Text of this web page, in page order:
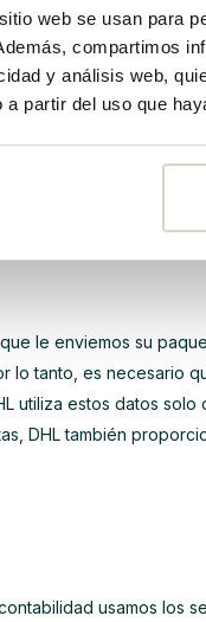
web se usan para
compartimos
y análisis web,
a partir del uso que
tiempo de lo
le enviemos su
tanto, es necesario
utiliza esta
PostNL también
le enviemos su
lo tanto, es necesario
utiliza estos datos
DHL también
usamos los